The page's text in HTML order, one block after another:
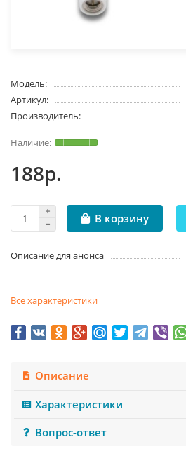
Модель:
Артикул:
Производитель:
188р.
В корзину
Описание для анонса
Все характеристики
Описание
Характеристики
Вопрос-ответ